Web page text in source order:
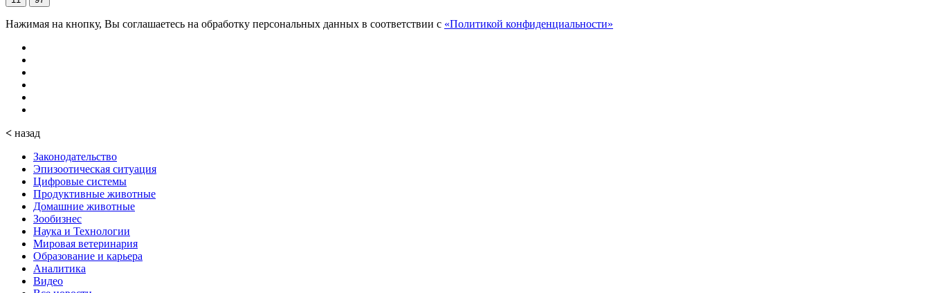
Нажимая на кнопку, Вы соглашаетесь на обработку персональных данных в соответствии с «Политикой конфиденциальности»
< назад
Законодательство
Эпизоотическая ситуация
Цифровые системы
Продуктивные животные
Домашние животные
Зообизнес
Наука и Технологии
Мировая ветеринария
Образование и карьера
Аналитика
Видео